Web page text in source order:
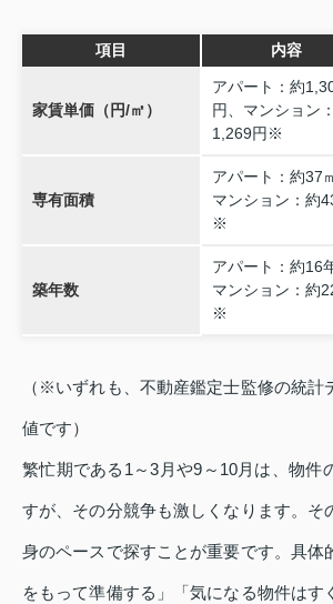
項目 内容
家賃単価（円/㎡）
アパート：約
円、マンション
1,269円※
専有面積
アパート：約37
マンション：約
※
築年数
アパート：約16
マンション：約
※
（※いずれも、不動産鑑定士監修の統計
値です）
繁忙期である1～3月や9～10月は、物件
すが、その分競争も激しくなります。そ
身のペースで探すことが重要です。具体
をもって準備する」「気になる物件はす